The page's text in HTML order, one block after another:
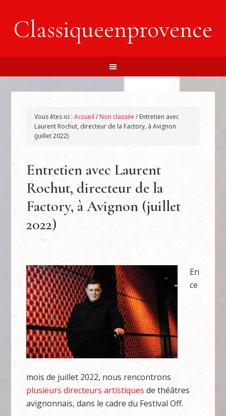
Classiqueenprovence
Vous êtes ici :Accueil / Non classée / Entretien avec
Laurent Rochut, directeur de la Factory, à Avignon
(juillet 2022)
Entretien avec Laurent
Rochut, directeur de la
Factory, à Avignon (juillet
2022)
En
ce
mois de juillet 2022, nous rencontrons
plusieurs directeurs artistiques de théâtres
avignonnais, dans le cadre du Festival Off.